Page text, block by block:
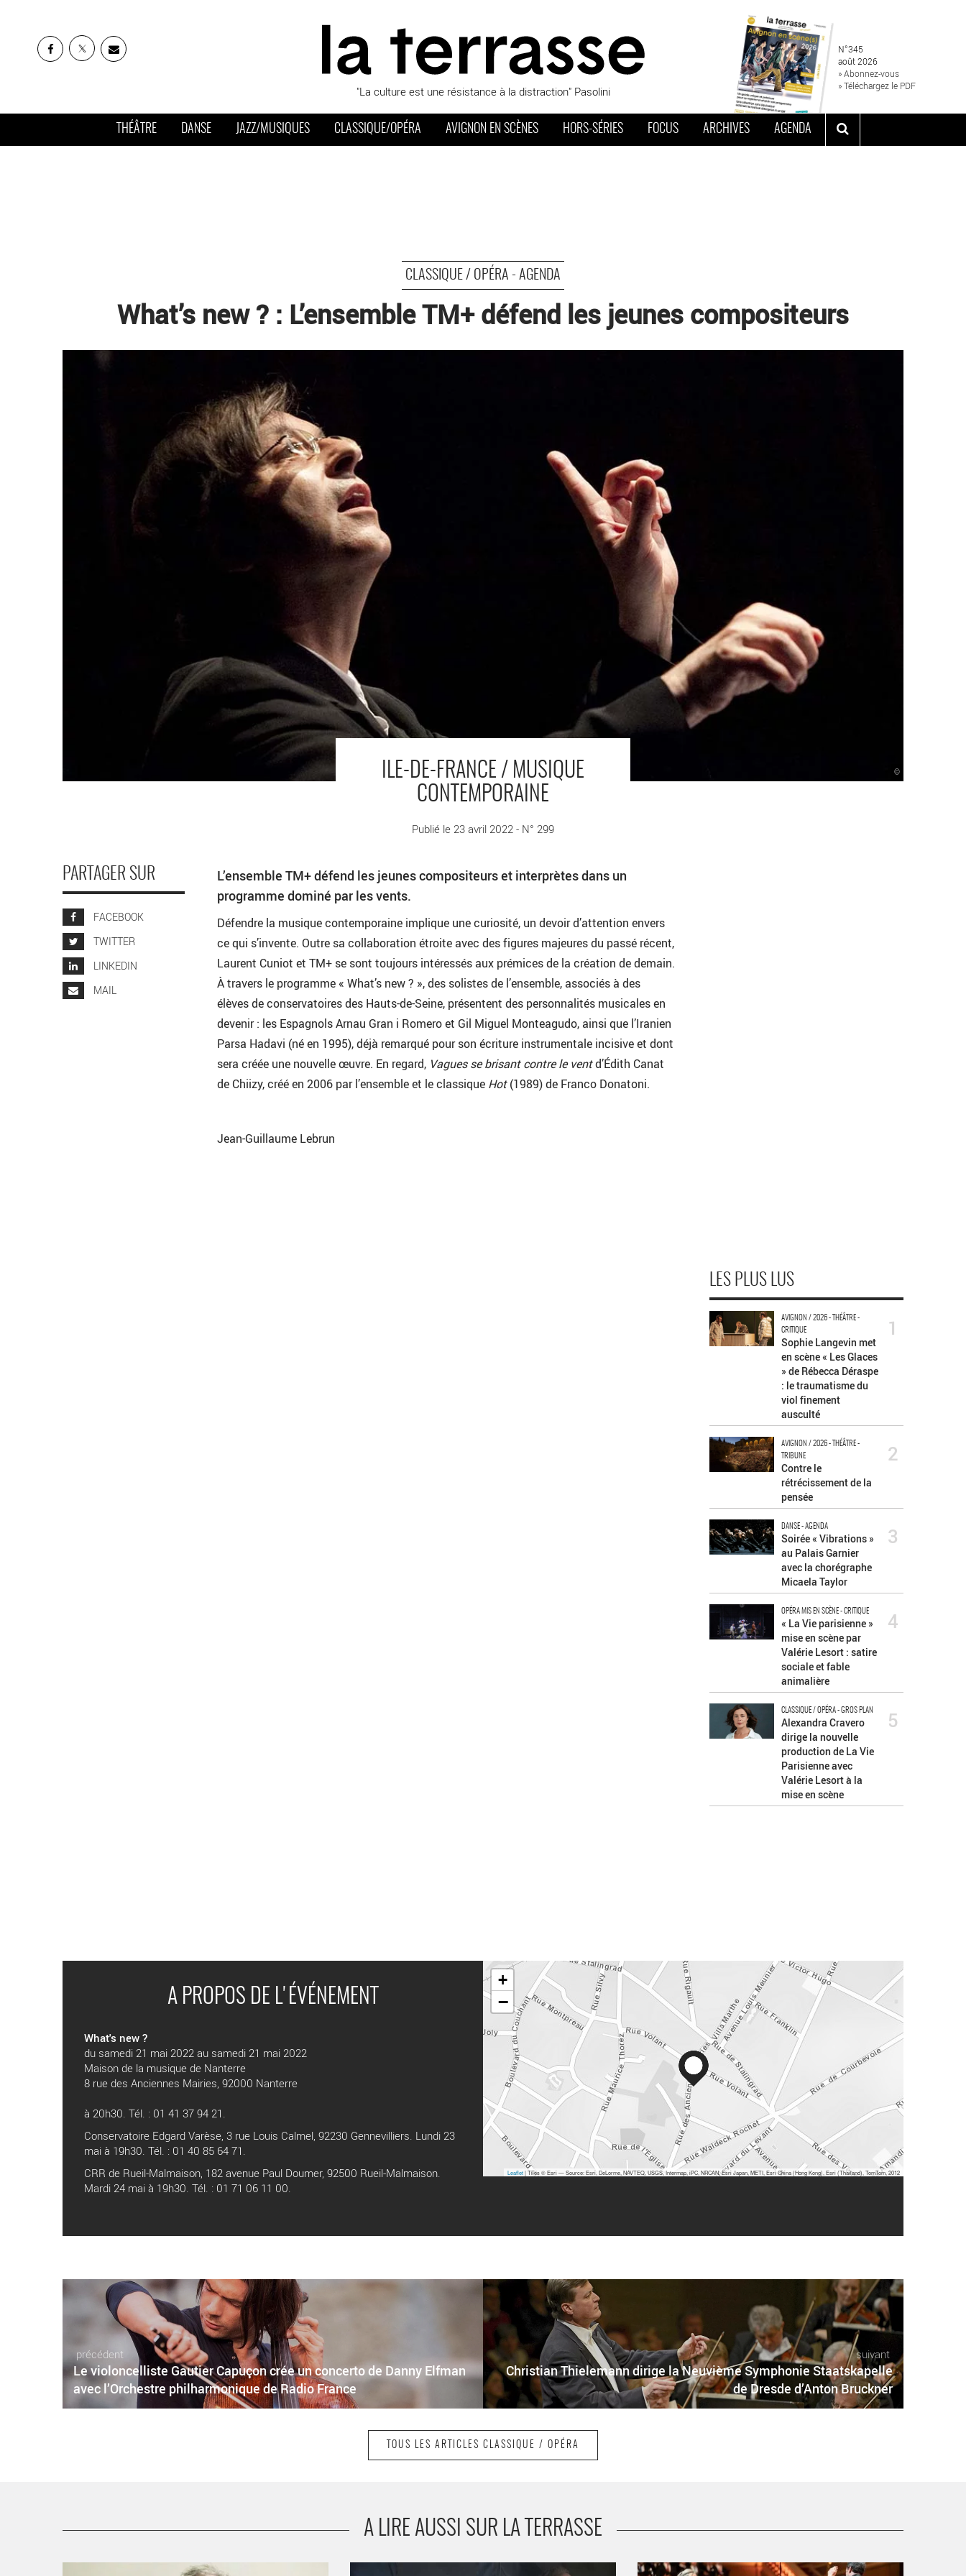
"La culture est une résistance à la distraction" Pasolini
N°345
août 2026
» Abonnez-vous
» Téléchargez le PDF
THÉÂTRE DANSE JAZZ/MUSIQUES CLASSIQUE/OPÉRA AVIGNON EN SCÈNES HORS-SÉRIES FOCUS ARCHIVES AGENDA
CLASSIQUE / OPÉRA - AGENDA
What’s new ? : L’ensemble TM+ défend les jeunes compositeurs
©
ILE-DE-FRANCE / MUSIQUE
CONTEMPORAINE
Publié le 23 avril 2022 - N° 299
PARTAGER SUR
FACEBOOK
TWITTER
LINKEDIN
MAIL
L’ensemble TM+ défend les jeunes compositeurs et interprètes dans un
programme dominé par les vents.
Défendre la musique contemporaine implique une curiosité, un devoir d’attention envers
ce qui s’invente. Outre sa collaboration étroite avec des figures majeures du passé récent,
Laurent Cuniot et TM+ se sont toujours intéressés aux prémices de la création de demain.
À travers le programme « What’s new ? », des solistes de l’ensemble, associés à des
élèves de conservatoires des Hauts-de-Seine, présentent des personnalités musicales en
devenir : les Espagnols Arnau Gran i Romero et Gil Miguel Monteagudo, ainsi que l’Iranien
Parsa Hadavi (né en 1995), déjà remarqué pour son écriture instrumentale incisive et dont
sera créée une nouvelle œuvre. En regard, Vagues se brisant contre le ventd’Édith Canat
de Chiizy, créé en 2006 par l’ensemble et le classique Hot(1989) de Franco Donatoni.
Jean-Guillaume Lebrun
LES PLUS LUS
AVIGNON / 2026 - THÉÂTRE -
CRITIQUE
Sophie Langevin met
en scène « Les Glaces
» de Rébecca Déraspe
: le traumatisme du
viol finement
ausculté
1
AVIGNON / 2026 - THÉÂTRE -
TRIBUNE
Contre le
rétrécissement de la
pensée
2
DANSE - AGENDA
Soirée « Vibrations »
au Palais Garnier
avec la chorégraphe
Micaela Taylor
3
OPÉRA MIS EN SCÈNE - CRITIQUE
« La Vie parisienne »
mise en scène par
Valérie Lesort : satire
sociale et fable
animalière
4
CLASSIQUE / OPÉRA - GROS PLAN
Alexandra Cravero
dirige la nouvelle
production de La Vie
Parisienne avec
Valérie Lesort à la
mise en scène
5
A PROPOS DE L'ÉVÉNEMENT
What's new ?
du samedi 21 mai 2022 au samedi 21 mai 2022
Maison de la musique de Nanterre
8 rue des Anciennes Mairies, 92000 Nanterre
à 20h30. Tél. : 01 41 37 94 21.
Conservatoire Edgard Varèse, 3 rue Louis Calmel, 92230 Gennevilliers. Lundi 23
mai à 19h30. Tél. : 01 40 85 64 71.
CRR de Rueil-Malmaison, 182 avenue Paul Doumer, 92500 Rueil-Malmaison.
Mardi 24 mai à 19h30. Tél. : 01 71 06 11 00.
+
−
Leaflet| Tiles © Esri — Source: Esri, DeLorme, NAVTEQ, USGS, Intermap, iPC, NRCAN, Esri Japan, METI, Esri China (Hong Kong), Esri (Thailand), TomTom, 2012
précédent
Le violoncelliste Gautier Capuçon crée un concerto de Danny Elfman
avec l’Orchestre philharmonique de Radio France
suivant
Christian Thielemann dirige la Neuvième Symphonie Staatskapelle
de Dresde d’Anton Bruckner
TOUS LES ARTICLES CLASSIQUE / OPÉRA
A LIRE AUSSI SUR LA TERRASSE
Philippe Herreweghe redonne au répertoire romantique Les dialogues musicaux de Paul Agnew - Critique sortie Hulda de César Franck, un chef-d’œuvre de l’art lyrique !